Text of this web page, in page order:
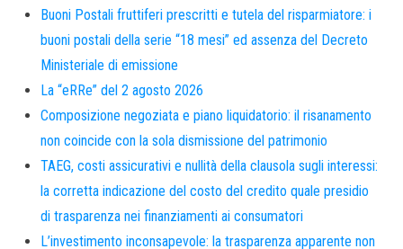
Buoni Postali fruttiferi prescritti e tutela del risparmiatore: i
buoni postali della serie “18 mesi” ed assenza del Decreto
Ministeriale di emissione
La “eRRe” del 2 agosto 2026
Composizione negoziata e piano liquidatorio: il risanamento
non coincide con la sola dismissione del patrimonio
TAEG, costi assicurativi e nullità della clausola sugli interessi:
la corretta indicazione del costo del credito quale presidio
di trasparenza nei finanziamenti ai consumatori
L’investimento inconsapevole: la trasparenza apparente non